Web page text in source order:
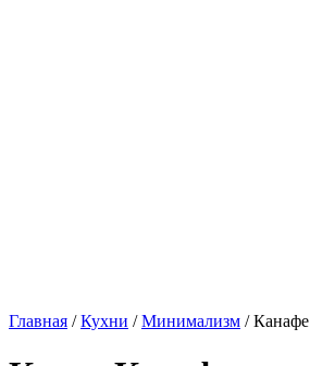
Главная /Кухни /Минимализм / Канафе